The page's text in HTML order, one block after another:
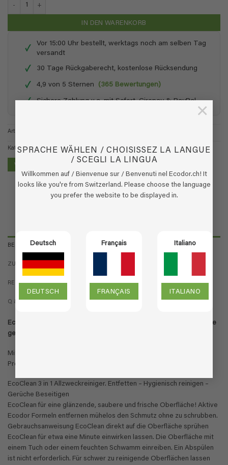
SPRACHE WÄHLEN / CHOISISSEZ LA LANGUE
/ SCEGLI LA LINGUA
Willkommen auf / Bienvenue sur / Benvenuti nel Ecodor.ch! It
looks like you're from Switzerland. Please choose the language
you prefer the website to be displayed in.
Deutsch
DEUTSCH
Français
FRANÇAIS
Italiano
ITALIANO
×
IN DEN WARENKORB
✓
Vor 15:00 Uhr bestellt, werktags noch am selben Tag
versandt
✓ 30 Tage Rückgaberecht, kostenlose Rücksendung
✓ 4,9 von 5 Sternen (365 Bewertungen)
✓ Sichere Zahlung u.a. mit Sofort, Giropay & PayPal
Artikelnummer:
Kategorie: EcoClean - Allzweckreiniger
VERKAUFSSTELLE FINDEN
BESCHREIBUNG
ZUSÄTZLICHE INFORMATION
REZENSIONEN (1)
Q & A
EcoClean Allzweckreiniger. Aktionspaket aus 1x 500 ml Sprühflasche
gebrauchsfertigen EcoClean + 1 Liter 5-fach Konzentrat.
Mit einem Liter Konzentrat können 5 l gebrauchsfertiges EcoClean
Produkte hergestellt werden.
EcoClean 3 in 1 Allzweckreiniger. Entfetten – Hygienisch reinigen –
Gerüche Beseitigen
​EcoClean für eine glänzende, saubere und frische Oberfläche! Aktive
Ecodor Formeln entfernen mühelos den Schmutz ohne zu schrubben.
Gebrauchsanweisung EcoClean direkt auf die Oberfläche sprühen
EcoClean für etwa eine Minute einwirken lassen. Die Oberfläche mit
einem Tuch oder einem feuchten Schwamm einreiben. Ein Abspülen
ist nicht erforderlich. Für schwer zu reinigende Oberflächen lassen